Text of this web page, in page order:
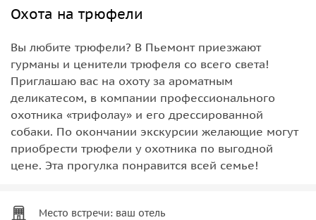
Охота на трюфели
Вы любите трюфели? В Пьемонт приезжают
гурманы и ценители трюфеля со всего света!
Приглашаю вас на охоту за ароматным
деликатесом, в компании профессионального
охотника «трифолау» и его дрессированной
собаки. По окончании экскурсии желающие могут
приобрести трюфели у охотника по выгодной
цене. Эта прогулка понравится всей семье!
Место встречи: ваш отель